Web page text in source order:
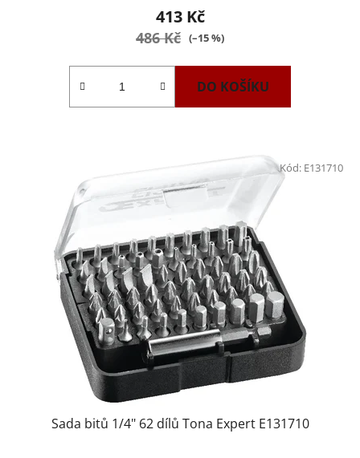
413 Kč
486 Kč (–15 %)
DO KOŠÍKU
Sada bitů 1/4" 62 dílů Tona Expert E131710
Kód: E131710